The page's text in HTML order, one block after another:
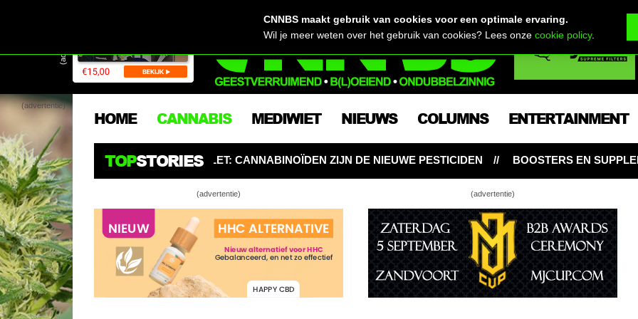
(advertentie)
(advertentie)
HOME CANNABIS MEDIWIET NIEUWS COLUMNS ENTERTAINMENT
TOPSTORIES
OPGELET: CANNABINOÏDEN ZIJN DE NIEUWE PESTICIDEN BOOSTERS EN SUPPLEMENTEN: NOODZAKELIJK
(advertentie) (advertentie)
Willie WietMAN maakt zijn naam waar…
Sneeze & Jack Herer ontbladeren met Willie
Wietman
CNNBS maakt gebruik van cookies voor een optimale ervaring.
Wil je meer weten over het gebruik van cookies? Lees onzecookie policy.